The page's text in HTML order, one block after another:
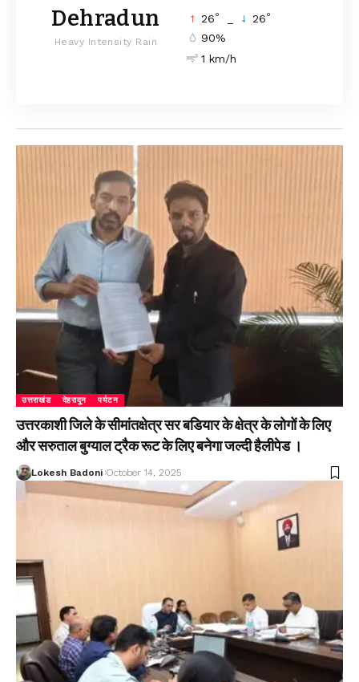
Dehradun
Heavy Intensity Rain
26° 26°
90%
1 km/h
उत्तराखंड देहरादून पर्यटन
उत्तरकाशी जिले के सीमांतक्षेत्र सर बडियार के क्षेत्र के लोगों के लिए
और सरुताल बुग्याल ट्रैक रूट के लिए बनेगा जल्दी हैलीपेड ।
Lokesh Badoni October 14, 2025